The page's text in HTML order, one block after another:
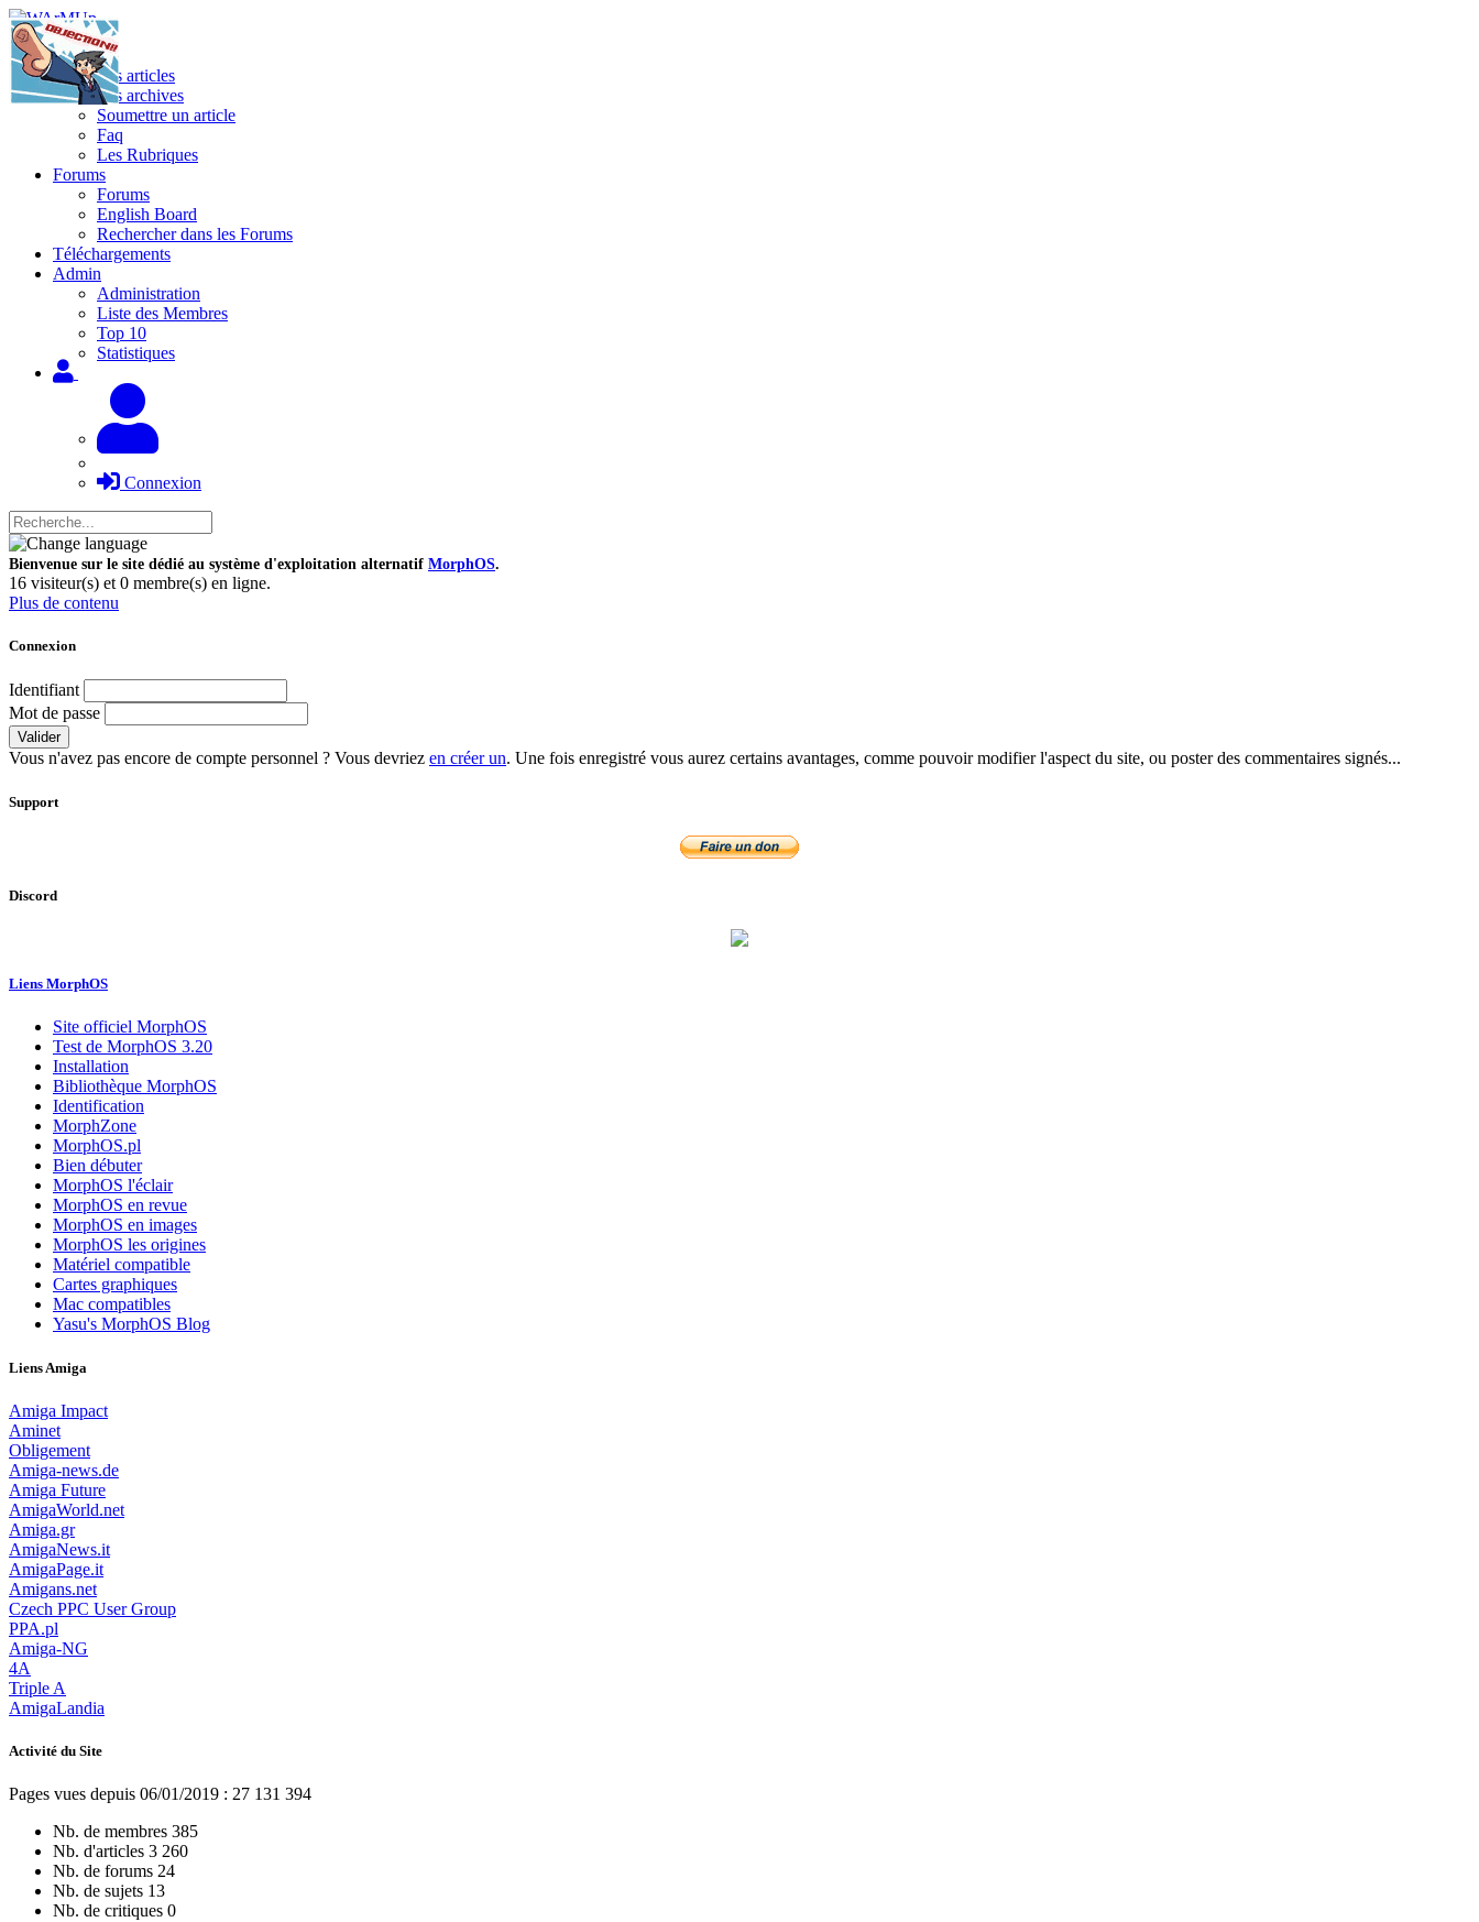
Site
Les articles
Les archives
Soumettre un article
Faq
Les Rubriques
Forums
Forums
English Board
Rechercher dans les Forums
Téléchargements
Admin
Administration
Liste des Membres
Top 10
Statistiques
Connexion
Bienvenue sur le site dédié au système d'exploitation alternatif MorphOS.
16 visiteur(s) et 0 membre(s) en ligne.
Plus de contenu
Connexion
Identifiant
Mot de passe
Valider
Vous n'avez pas encore de compte personnel ? Vous devriez en créer un. Une fois enregistré vous aurez certains avantages, comme pouvoir modifier l'aspect du site, ou poster des commentaires signés...
Support
Discord
Liens MorphOS
Site officiel MorphOS
Test de MorphOS 3.20
Installation
Bibliothèque MorphOS
Identification
MorphZone
MorphOS.pl
Bien débuter
MorphOS l'éclair
MorphOS en revue
MorphOS en images
MorphOS les origines
Matériel compatible
Cartes graphiques
Mac compatibles
Yasu's MorphOS Blog
Liens Amiga
Amiga Impact
Aminet
Obligement
Amiga-news.de
Amiga Future
AmigaWorld.net
Amiga.gr
AmigaNews.it
AmigaPage.it
Amigans.net
Czech PPC User Group
PPA.pl
Amiga-NG
4A
Triple A
AmigaLandia
Activité du Site
Pages vues depuis 06/01/2019 : 27 131 394
Nb. de membres 385
Nb. d'articles 3 260
Nb. de forums 24
Nb. de sujets 13
Nb. de critiques 0